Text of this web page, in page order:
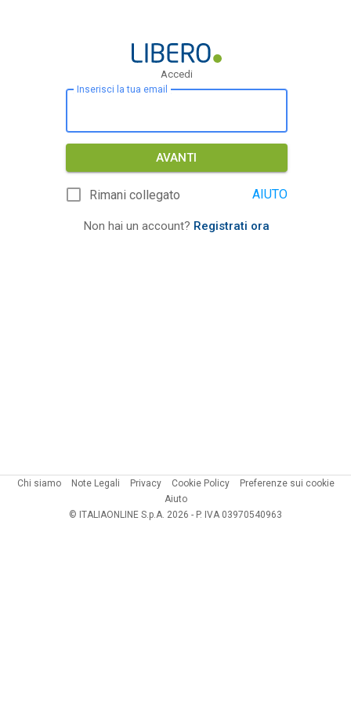
Accedi
Inserisci la tua email
AVANTI
Rimani collegato AIUTO
Non hai un account? Registrati ora
Chi siamo Note Legali Privacy Cookie Policy
Preferenze sui cookie
Aiuto
© ITALIAONLINE S.p.A. 2026 - P. IVA 03970540963